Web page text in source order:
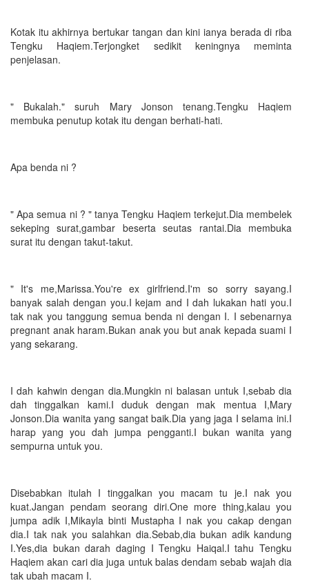
Kotak itu akhirnya bertukar tangan dan kini ianya berada di riba
Tengku Haqiem.Terjongket sedikit keningnya meminta
penjelasan.
" Bukalah." suruh Mary Jonson tenang.Tengku Haqiem
membuka penutup kotak itu dengan berhati-hati.
Apa benda ni ?
" Apa semua ni ? " tanya Tengku Haqiem terkejut.Dia membelek
sekeping surat,gambar beserta seutas rantai.Dia membuka
surat itu dengan takut-takut.
" It's me,Marissa.You're ex girlfriend.I'm so sorry sayang.I
banyak salah dengan you.I kejam and I dah lukakan hati you.I
tak nak you tanggung semua benda ni dengan I. I sebenarnya
pregnant anak haram.Bukan anak you but anak kepada suami I
yang sekarang.
I dah kahwin dengan dia.Mungkin ni balasan untuk I,sebab dia
dah tinggalkan kami.I duduk dengan mak mentua I,Mary
Jonson.Dia wanita yang sangat baik.Dia yang jaga I selama ini.I
harap yang you dah jumpa pengganti.I bukan wanita yang
sempurna untuk you.
Disebabkan itulah I tinggalkan you macam tu je.I nak you
kuat.Jangan pendam seorang diri.One more thing,kalau you
jumpa adik I,Mikayla binti Mustapha I nak you cakap dengan
dia.I tak nak you salahkan dia.Sebab,dia bukan adik kandung
I.Yes,dia bukan darah daging I Tengku Haiqal.I tahu Tengku
Haqiem akan cari dia juga untuk balas dendam sebab wajah dia
tak ubah macam I.